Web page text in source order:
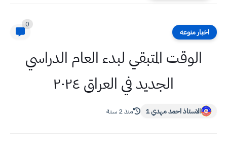
اخبار منوعه
0
الوقت المتبقي لبدء العام الدراسي
الجديد في العراق ٢٠٢٤
الاستاذ احمد مهدي 1 منذ 2 سنة